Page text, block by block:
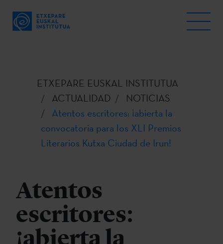
ETXEPARE EUSKAL INSTITUTUA
ACTUALIDAD
NOTICIAS
Atentos escritores: ¡abierta la
convocatoria para los XLI Premios
Literarios Kutxa Ciudad de Irun!
Atentos
escritores:
¡abierta la